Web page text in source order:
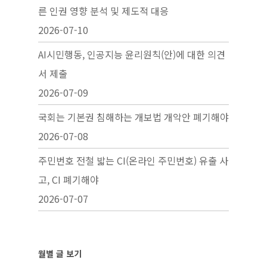
른 인권 영향 분석 및 제도적 대응
2026-07-10
AI시민행동, 인공지능 윤리원칙(안)에 대한 의견
서 제출
2026-07-09
국회는 기본권 침해하는 개보법 개악안 폐기해야
2026-07-08
주민번호 전철 밟는 CI(온라인 주민번호) 유출 사
고, CI 폐기해야
2026-07-07
월별 글 보기